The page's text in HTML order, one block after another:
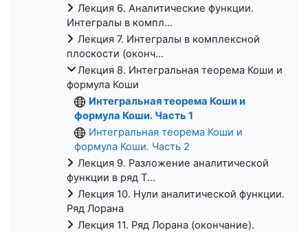
Лекция 6. Аналитические функции.
Интегралы в компл...
Лекция 7. Интегралы в комплексной
плоскости (оконч...
Лекция 8. Интегральная теорема Коши и
формула Коши
Интегральная теорема Коши и
формула Коши. Часть 1
Интегральная теорема Коши и
формула Коши. Часть 2
Лекция 9. Разложение аналитической
функции в ряд Т...
Лекция 10. Нули аналитической функции.
Ряд Лорана
Лекция 11. Ряд Лорана (окончание).